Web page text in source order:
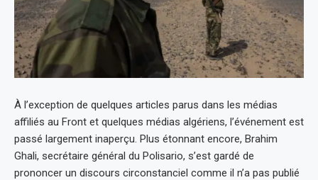
À l’exception de quelques articles parus dans les médias
affiliés au Front et quelques médias algériens, l’événement est
passé largement inaperçu. Plus étonnant encore, Brahim
Ghali, secrétaire général du Polisario, s’est gardé de
prononcer un discours circonstanciel comme il n’a pas publié